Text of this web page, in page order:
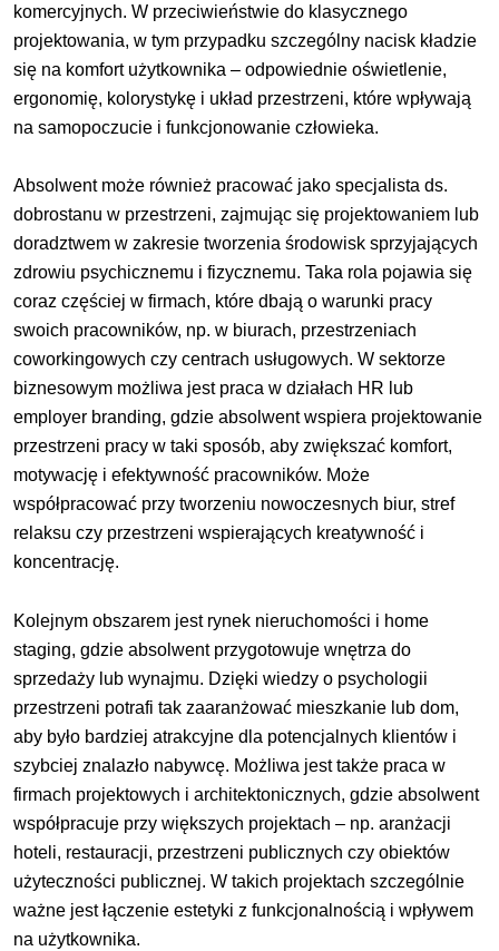
komercyjnych. W przeciwieństwie do klasycznego
projektowania, w tym przypadku szczególny nacisk kładzie
się na komfort użytkownika – odpowiednie oświetlenie,
ergonomię, kolorystykę i układ przestrzeni, które wpływają
na samopoczucie i funkcjonowanie człowieka.
Absolwent może również pracować jako specjalista ds.
dobrostanu w przestrzeni, zajmując się projektowaniem lub
doradztwem w zakresie tworzenia środowisk sprzyjających
zdrowiu psychicznemu i fizycznemu. Taka rola pojawia się
coraz częściej w firmach, które dbają o warunki pracy
swoich pracowników, np. w biurach, przestrzeniach
coworkingowych czy centrach usługowych. W sektorze
biznesowym możliwa jest praca w działach HR lub
employer branding, gdzie absolwent wspiera projektowanie
przestrzeni pracy w taki sposób, aby zwiększać komfort,
motywację i efektywność pracowników. Może
współpracować przy tworzeniu nowoczesnych biur, stref
relaksu czy przestrzeni wspierających kreatywność i
koncentrację.
Kolejnym obszarem jest rynek nieruchomości i home
staging, gdzie absolwent przygotowuje wnętrza do
sprzedaży lub wynajmu. Dzięki wiedzy o psychologii
przestrzeni potrafi tak zaaranżować mieszkanie lub dom,
aby było bardziej atrakcyjne dla potencjalnych klientów i
szybciej znalazło nabywcę. Możliwa jest także praca w
firmach projektowych i architektonicznych, gdzie absolwent
współpracuje przy większych projektach – np. aranżacji
hoteli, restauracji, przestrzeni publicznych czy obiektów
użyteczności publicznej. W takich projektach szczególnie
ważne jest łączenie estetyki z funkcjonalnością i wpływem
na użytkownika.